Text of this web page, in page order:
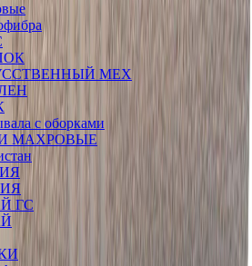
МЕХ
с оборками
МАХРОВЫЕ
ГС